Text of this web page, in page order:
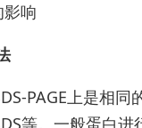
影响
PAGE上是相
等。一般蛋白